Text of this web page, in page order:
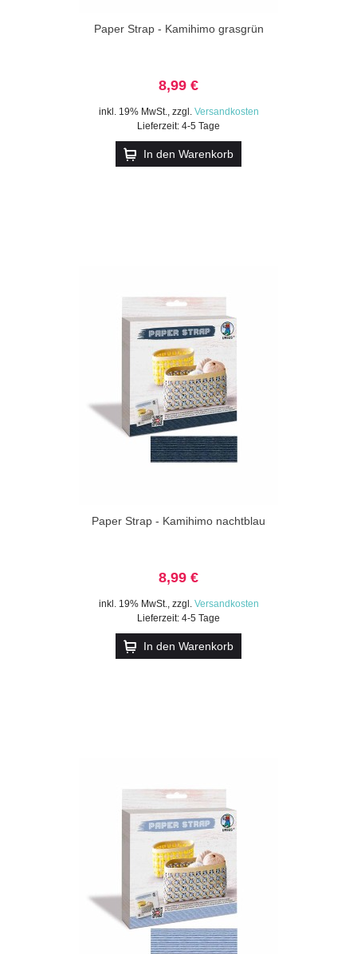
Paper Strap - Kamihimo grasgrün
8,99 €
inkl. 19% MwSt., zzgl. Versandkosten
Lieferzeit: 4-5 Tage
In den Warenkorb
Paper Strap - Kamihimo nachtblau
8,99 €
inkl. 19% MwSt., zzgl. Versandkosten
Lieferzeit: 4-5 Tage
In den Warenkorb